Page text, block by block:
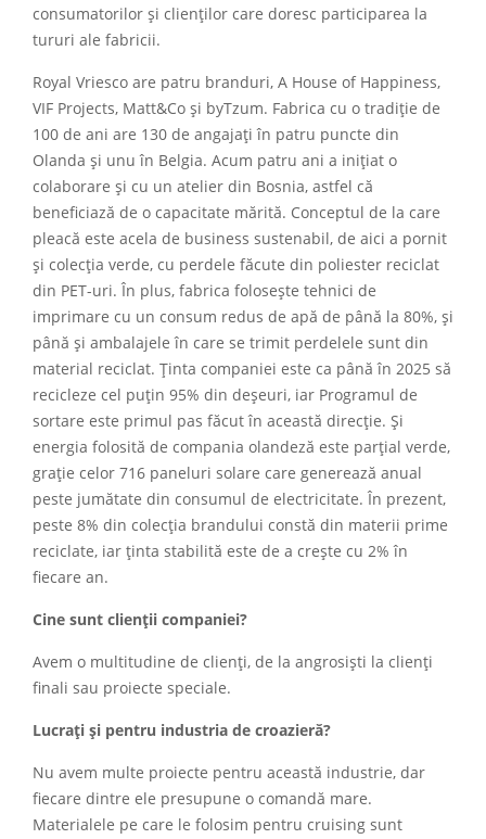
consumatorilor și clienților care doresc participarea la
tururi ale fabricii.
Royal Vriesco are patru branduri, A House of Happiness,
VIF Projects, Matt&Co și byTzum. Fabrica cu o tradiție de
100 de ani are 130 de angajați în patru puncte din
Olanda și unu în Belgia. Acum patru ani a inițiat o
colaborare și cu un atelier din Bosnia, astfel că
beneficiază de o capacitate mărită. Conceptul de la care
pleacă este acela de business sustenabil, de aici a pornit
și colecția verde, cu perdele făcute din poliester reciclat
din PET-uri. În plus, fabrica folosește tehnici de
imprimare cu un consum redus de apă de până la 80%, și
până și ambalajele în care se trimit perdelele sunt din
material reciclat. Ținta companiei este ca până în 2025 să
recicleze cel puțin 95% din deșeuri, iar Programul de
sortare este primul pas făcut în această direcție. Și
energia folosită de compania olandeză este parțial verde,
grație celor 716 paneluri solare care generează anual
peste jumătate din consumul de electricitate. În prezent,
peste 8% din colecția brandului constă din materii prime
reciclate, iar ținta stabilită este de a crește cu 2% în
fiecare an.
Cine sunt clienții companiei?
Avem o multitudine de clienți, de la angrosiști la clienți
finali sau proiecte speciale.
Lucrați și pentru industria de croazieră?
Nu avem multe proiecte pentru această industrie, dar
fiecare dintre ele presupune o comandă mare.
Materialele pe care le folosim pentru cruising sunt